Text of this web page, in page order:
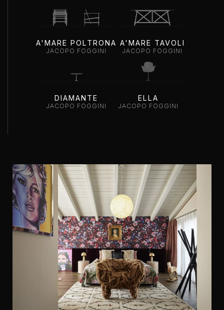
A'MARE POLTRONA
JACOPO FOGGINI
A'MARE TAVOLI
JACOPO FOGGINI
DIAMANTE
JACOPO FOGGINI
ELLA
JACOPO FOGGINI